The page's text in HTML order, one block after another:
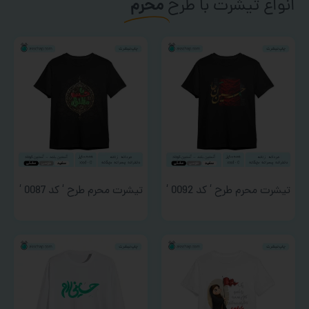
انواع تیشرت با طرحمحرم
تیشرت محرم طرح ‘ کد 0092 ‘ تیشرت محرم طرح ‘ کد 0087 ‘